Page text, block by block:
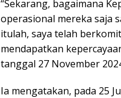
“Sekarang, bagaimana
operasional mereka saja
itulah, saya telah
mendapatkan
tanggal 27 November
Ia mengatakan, pada 25